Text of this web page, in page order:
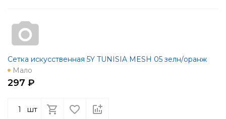
Сетка искусственная 5Y TUNISIA MESH 05 зелн/оранж
Мало
297 ₽
шт